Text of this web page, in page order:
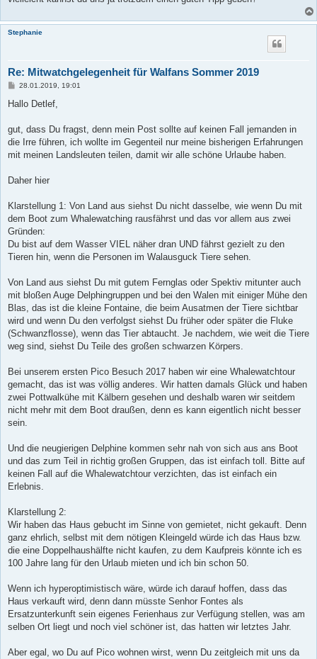
Stephanie
Re: Mitwatchgelegenheit für Walfans Sommer 2019
B
i
a
28.01.2019, 19:01
Hallo Detlef,
gut, dass Du fragst, denn mein Post sollte auf keinen Fall jemanden in
die Irre führen, ich wollte im Gegenteil nur meine bisherigen Erfahrungen
mit meinen Landsleuten teilen, damit wir alle schöne Urlaube haben.
Daher hier
Klarstellung 1: Von Land aus siehst Du nicht dasselbe, wie wenn Du mit
dem Boot zum Whalewatching rausfährst und das vor allem aus zwei
Gründen:
Du bist auf dem Wasser VIEL näher dran UND fährst gezielt zu den
Tieren hin, wenn die Personen im Walausguck Tiere sehen.
Von Land aus siehst Du mit gutem Fernglas oder Spektiv mitunter auch
mit bloßen Auge Delphingruppen und bei den Walen mit einiger Mühe den
Blas, das ist die kleine Fontaine, die beim Ausatmen der Tiere sichtbar
wird und wenn Du den verfolgst siehst Du früher oder später die Fluke
(Schwanzflosse), wenn das Tier abtaucht. Je nachdem, wie weit die Tiere
weg sind, siehst Du Teile des großen schwarzen Körpers.
Bei unserem ersten Pico Besuch 2017 haben wir eine Whalewatchtour
gemacht, das ist was völlig anderes. Wir hatten damals Glück und haben
zwei Pottwalkühe mit Kälbern gesehen und deshalb waren wir seitdem
nicht mehr mit dem Boot draußen, denn es kann eigentlich nicht besser
sein.
Und die neugierigen Delphine kommen sehr nah von sich aus ans Boot
und das zum Teil in richtig großen Gruppen, das ist einfach toll. Bitte auf
keinen Fall auf die Whalewatchtour verzichten, das ist einfach ein
Erlebnis.
Klarstellung 2:
Wir haben das Haus gebucht im Sinne von gemietet, nicht gekauft. Denn
ganz ehrlich, selbst mit dem nötigen Kleingeld würde ich das Haus bzw.
die eine Doppelhaushälfte nicht kaufen, zu dem Kaufpreis könnte ich es
100 Jahre lang für den Urlaub mieten und ich bin schon 50.
Wenn ich hyperoptimistisch wäre, würde ich darauf hoffen, dass das
Haus verkauft wird, denn dann müsste Senhor Fontes als
Ersatzunterkunft sein eigenes Ferienhaus zur Verfügung stellen, was am
selben Ort liegt und noch viel schöner ist, das hatten wir letztes Jahr.
Aber egal, wo Du auf Pico wohnen wirst, wenn Du zeitgleich mit uns da